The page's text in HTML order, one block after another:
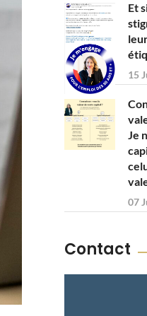
Et
15
Je
07
Contact